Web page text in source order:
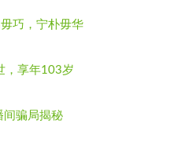
巧，宁朴毋华
，享年103岁
间骗局揭秘